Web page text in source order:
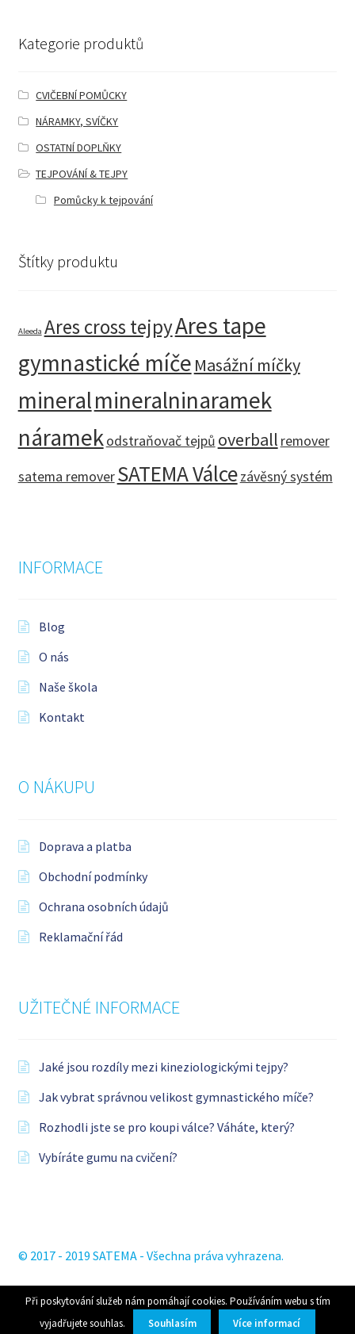
Kategorie produktů
CVIČEBNÍ POMŮCKY
NÁRAMKY, SVÍČKY
OSTATNÍ DOPLŇKY
TEJPOVÁNÍ & TEJPY
Pomůcky k tejpování
Štítky produktu
Aleeda Ares cross tejpyAres tape
gymnastické míče Masážní míčky
mineralmineralninaramek
náramekodstraňovač tejpů overball remover
satema removerSATEMA Válcezávěsný systém
INFORMACE
Blog
O nás
Naše škola
Kontakt
O NÁKUPU
Doprava a platba
Obchodní podmínky
Ochrana osobních údajů
Reklamační řád
UŽITEČNÉ INFORMACE
Jaké jsou rozdíly mezi kineziologickými tejpy?
Jak vybrat správnou velikost gymnastického míče?
Rozhodli jste se pro koupi válce? Váháte, který?
Vybíráte gumu na cvičení?
© 2017 - 2019 SATEMA - Všechna práva vyhrazena.
Hledat:
0
Při poskytování služeb nám pomáhají cookies. Používáním webu s tím
vyjadřujete souhlas.
Souhlasím Více informací